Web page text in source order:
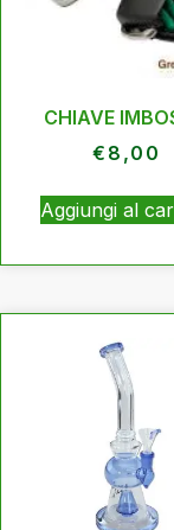
CHIAVE
€ 8,00
Aggiungi al